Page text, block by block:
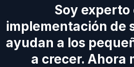
Soy experto
implementación de
ayudan a los
a crecer. Ahora